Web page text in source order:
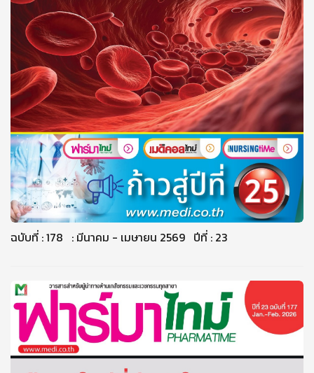
ฉบับที่ : 178 : มีนาคม - เมษายน 2569 ปีที่ : 23